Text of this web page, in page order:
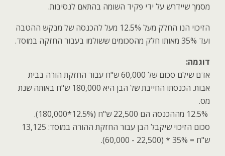
מסמך שיידרש על ידי פקיד השומה בהתאם לנסיבות.
הזיכוי הנו החלק מעל 12.5% מעל להכנסה של מבקש ההטבה
ועד 35% מאותו חלק מהסכומים ששולמו בעבור החזקה במוסד
.
דוגמה:
אדם שילם סכום של 60,000 ש"ח עבור החזקת הורה בבית
אבות. הכנסתו החייבת של הבן היא 180,000 ש"ח באותה שנת
מס.
12.5% מההכנסה הם 22,500 ש"ח (12.5%*180,000).
סכום הזיכוי שיקבל הבן עבור החזקת ההורה במוסד: 13,125
ש"ח = 35% * (22,500 - 60,000).